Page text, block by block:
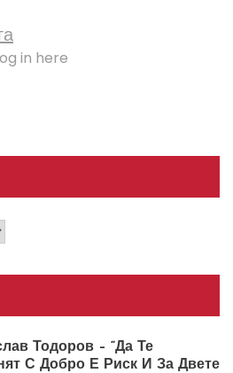
in here
Тодоров – “Да Те
С Добро Е Риск И За Двете